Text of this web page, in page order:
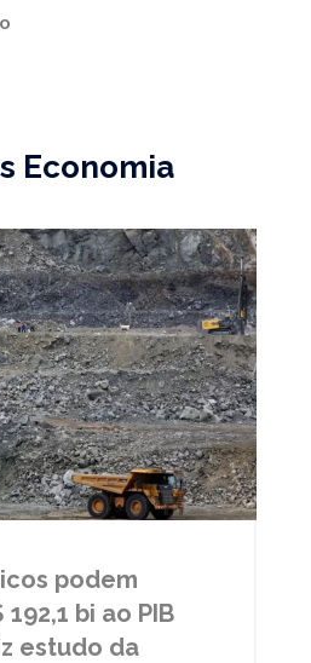
Economia
podem
bi ao PIB
estudo da